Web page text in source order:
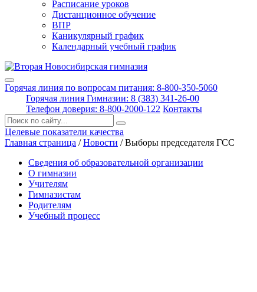
Расписание уроков
Дистанционное обучение
ВПР
Каникулярный график
Календарный учебный график
Горячая линия по вопросам питания: 8-800-350-5060
Горячая линия Гимназии: 8 (383) 341-26-00
Телефон доверия: 8-800-2000-122 Контакты
Поиск:
Целевые показатели качества
Главная страница /Новости /Выборы председателя ГСС
Сведения об образовательной организации
О гимназии
Учителям
Гимназистам
Родителям
Учебный процесс